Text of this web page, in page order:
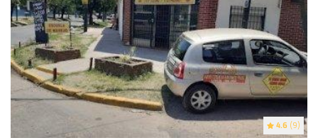
4.6 (9)